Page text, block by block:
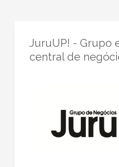
JuruUP! - Grupo
central de